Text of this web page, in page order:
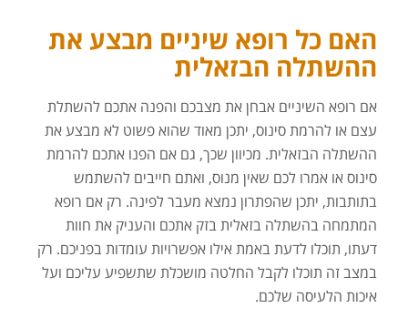
האם כל רופא שיניים מבצע את
ההשתלה הבזאלית
אם רופא השיניים אבחן את מצבכם והפנה אתכם להשתלת
עצם או להרמת סינוס, יתכן מאוד שהוא פשוט לא מבצע את
ההשתלה הבזאלית. מכיוון שכך, גם אם הפנו אתכם להרמת
סינוס או אמרו לכם שאין מנוס, ואתם חייבים להשתמש
בתותבות, יתכן שהפתרון נמצא מעבר לפינה. רק אם רופא
המתמחה בהשתלה בזאלית בזק אתכם והעניק את חוות
דעתו, תוכלו לדעת באמת אילו אפשרויות עומדות בפניכם. רק
במצב זה תוכלו לקבל החלטה מושכלת שתשפיע עליכם ועל
איכות הלעיסה שלכם.